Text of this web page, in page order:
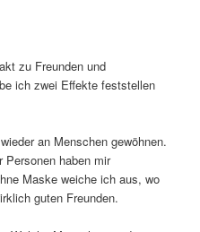
zu Freunden und
ich zwei Effekte feststellen
an Menschen gewöhnen.
Personen haben mir
Maske weiche ich aus, wo
guten Freunden.